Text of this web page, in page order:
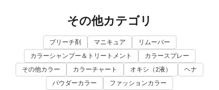
その他カテゴリ
ブリーチ剤 マニキュア
リムーバー
カラーシャンプー＆トリートメント
カラースプレー
その他カラー
カラーチャート オキシ（2液）
ヘナ
パウダーカラー
ファッションカラー